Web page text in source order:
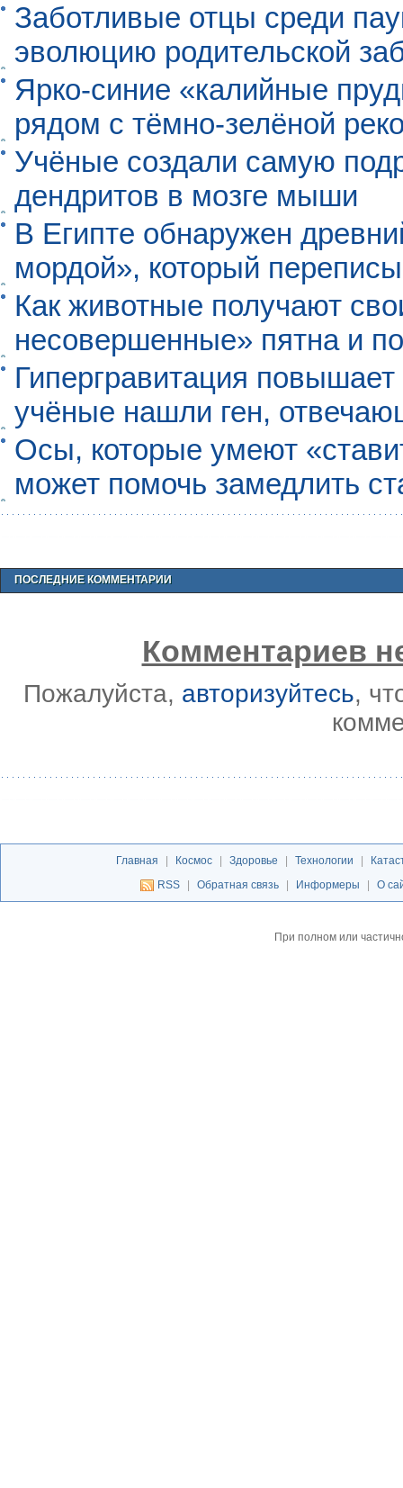
Заботливые отцы среди
эволюцию родительской
Ярко-синие «калийные
рядом с тёмно-зелёной
Учёные создали самую
дендритов в мозге мыши
В Египте обнаружен
мордой», который
Как животные получают
несовершенные» пятна и
Гипергравитация
учёные нашли ген,
Осы, которые умеют
может помочь замедлить
ПОСЛЕДНИЕ КОММЕНТАРИИ
Комментариев
Пожалуйста, авторизуйтесь,
Главная Космос Здоровье Технологии
RSS
Обратная связь Информеры О
При полном или